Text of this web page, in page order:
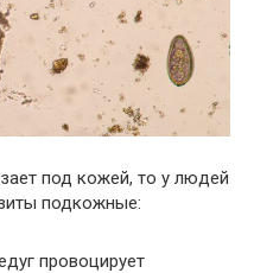
под кожей, то у людей
подкожные:
провоцирует